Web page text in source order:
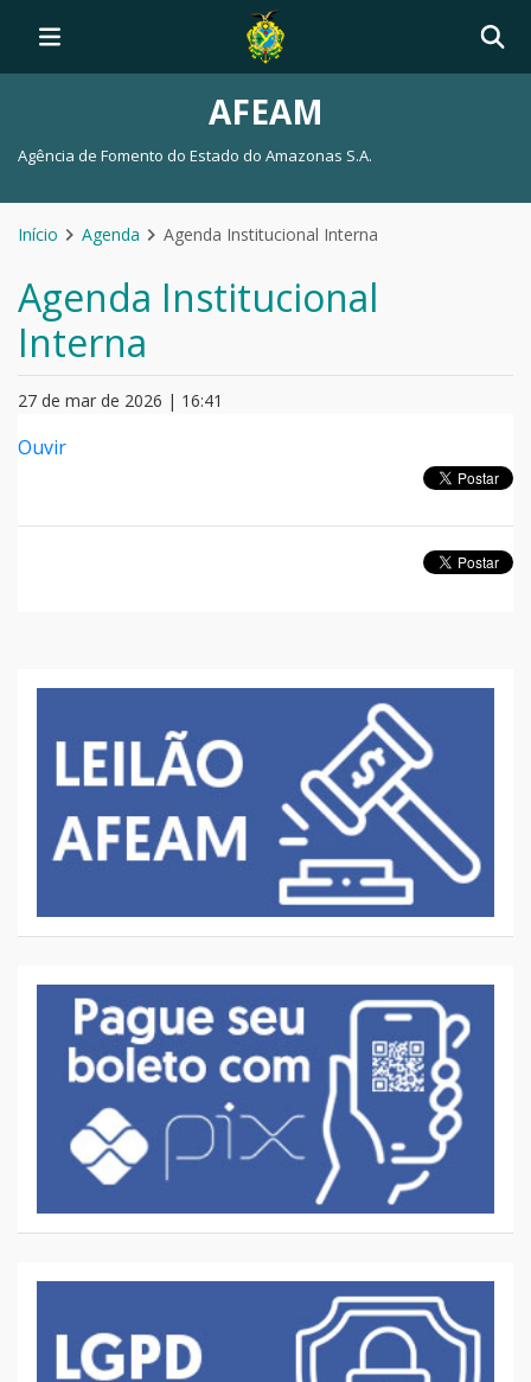
AFEAM
Agência de Fomento do Estado do Amazonas S.A.
Início Agenda Agenda Institucional Interna
Agenda Institucional
Interna
27 de mar de 2026 | 16:41
Ouvir